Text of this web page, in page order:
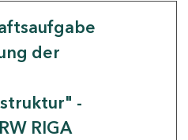
der
-
RIGA